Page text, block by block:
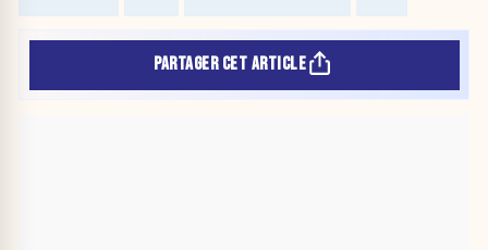
PARTAGER CET ARTICLE